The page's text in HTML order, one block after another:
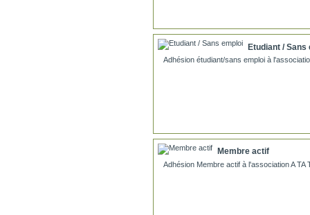
Etudiant / Sans
Adhésion étudiant/sans emploi à
Membre actif
Adhésion Membre actif à l'association A TA